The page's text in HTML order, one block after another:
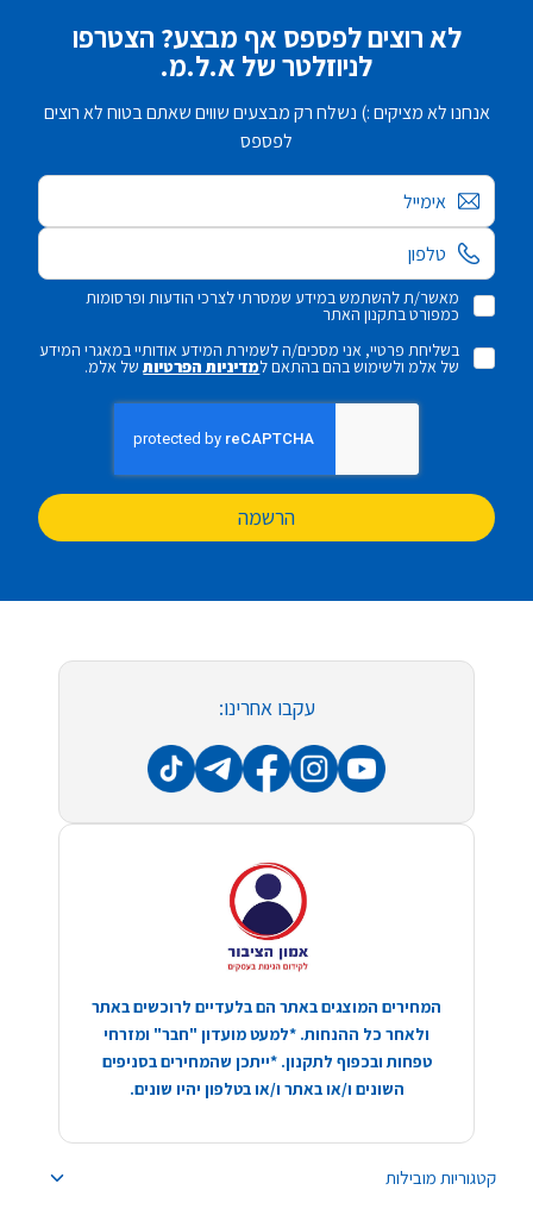
לא רוצים לפספס אף מבצע? הצטרפו
לניוזלטר של א.ל.מ.
אנחנו לא מציקים :) נשלח רק מבצעים שווים שאתם בטוח לא רוצים
לפספס
אימייל
מאשר/ת להשתמש במידע שמסרתי לצרכי הודעות ופרסומות
כמפורט בתקנון האתר
בשליחת פרטיי, אני מסכים/ה לשמירת המידע אודותיי במאגרי המידע
של אלמ ולשימוש בהם בהתאם למדיניות הפרטיותשל אלמ.
הרשמה
קטגוריות מובילות
עקבו אחרינו:
המחירים המוצגים באתר הם בלעדיים לרוכשים באתר
ולאחר כל ההנחות. *למעט מועדון "חבר" ומזרחי
טפחות ובכפוף לתקנון. *ייתכן שהמחירים בסניפים
השונים ו/או באתר ו/או בטלפון יהיו שונים.